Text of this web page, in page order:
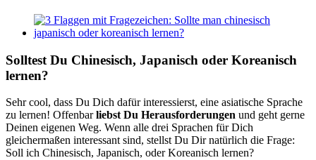
Zeige
grösseres
Solltest Du Chinesisch, Japanisch oder Koreanisch
lernen?
Sehr cool, dass Du Dich dafür interessierst, eine asiatische Sprache
zu lernen! Offenbarliebst Du Herausforderungen und geht gerne
Deinen eigenen Weg. Wenn alle drei Sprachen für Dich
gleichermaßen interessant sind, stellst Du Dir natürlich die Frage:
Soll ich Chinesisch, Japanisch, oder Koreanisch lernen?